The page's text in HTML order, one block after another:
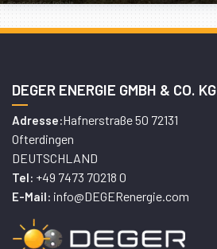
DEGER ENERGIE GMBH & CO. KG
Adresse:Hafnerstraße 50 72131
Ofterdingen
DEUTSCHLAND
Tel: +49 7473 70218 0
E-Mail: info@DEGERenergie.com